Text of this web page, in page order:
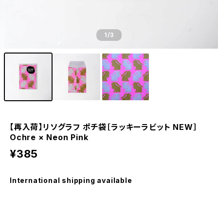
1/3
【再入荷】リソグラフ ポチ袋［ラッキーラビット NEW］
Ochre × Neon Pink
¥385
International shipping available